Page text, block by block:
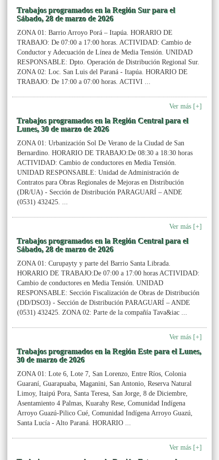
Trabajos programados en la Región Sur para el
Sábado, 28 de marzo de 2026
ZONA 01: Barrio Arroyo Porá – Itapúa. HORARIO DE
TRABAJO: De 07:00 a 17:00 horas. ACTIVIDAD: Cambio de
Conductor y Adecuación de Línea de Media Tensión. UNIDAD
RESPONSABLE: Dpto. Operación de Distribución Regional Sur.
ZONA 02: Loc. San Luis del Paraná - Itapúa. HORARIO DE
TRABAJO: De 17:00 a 07:00 horas. ACTIVI ...
Ver más [+]
Trabajos programados en la Región Central para el
Lunes, 30 de marzo de 2026
ZONA 01: Urbanización Sol De Verano de la Ciudad de San
Bernardino. HORARIO DE TRABAJO:De 08:30 a 18:30 horas
ACTIVIDAD: Cambio de conductores en Media Tensión.
UNIDAD RESPONSABLE: Unidad de Administración de
Contratos para Obras Regionales de Mejoras en Distribución
(DR/UA) - Sección de Distribución PARAGUARÍ – ANDE
(0531) 432425. ...
Ver más [+]
Trabajos programados en la Región Central para el
Sábado, 28 de marzo de 2026
ZONA 01: Curupayty y parte del Barrio Santa Librada.
HORARIO DE TRABAJO:De 07:00 a 17:00 horas ACTIVIDAD:
Cambio de conductores en Media Tensión. UNIDAD
RESPONSABLE: Sección Fiscalización de Obras de Distribución
(DD/DSO3) - Sección de Distribución PARAGUARÍ – ANDE
(0531) 432425. ZONA 02: Parte de la compañía Tava&iac ...
Ver más [+]
Trabajos programados en la Región Este para el Lunes,
30 de marzo de 2026
ZONA 01: Lote 6, Lote 7, San Lorenzo, Entre Ríos, Colonia
Guaraní, Guarapuaba, Maganini, San Antonio, Reserva Natural
Limoy, Itaipú Pora, Santa Teresa, San Jorge, 8 de Diciembre,
Asentamiento 4 Palmas, Kuarahy Rese, Comunidad Indígena
Arroyo Guazú-Pilico Cué, Comunidad Indígena Arroyo Guazú,
Santa Lucía - Alto Paraná. HORARIO ...
Ver más [+]